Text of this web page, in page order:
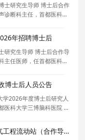
士研究生导师 博士后合作
诊断科主任，首都医科大
主任、科技部项目评审
年招聘博士后
研究生导师 博士后合作导
主任医师，任首都医科大
究和诊疗中心主任，中
博士后人员公告
学2026年度博士后研究人
医科大学三博脑科医院 的
院 的岗位信息与报考要点
清华大学电机工程与应用电子技术系电气工程流动站（合作导师张宁）2026年招聘2名博士后